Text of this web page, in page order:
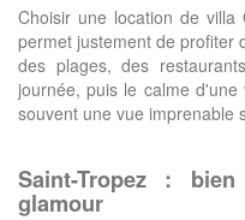
Choisir une location de
permet justement de profiter
des plages, des
journée, puis le calme
souvent une vue imprenable
Saint-Tropez :
glamour